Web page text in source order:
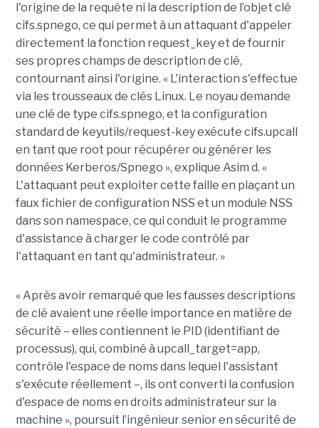
l'origine de la requête ni la description de l’objet clé
cifs.spnego, ce qui permet à un attaquant d'appeler
directement la fonction request_key et de fournir
ses propres champs de description de clé,
contournant ainsi l'origine. « L'interaction s'effectue
via les trousseaux de clés Linux. Le noyau demande
une clé de type cifs.spnego, et la configuration
standard de keyutils/request-key exécute cifs.upcall
en tant que root pour récupérer ou générer les
données Kerberos/Spnego », explique Asim d. «
L'attaquant peut exploiter cette faille en plaçant un
faux fichier de configuration NSS et un module NSS
dans son namespace, ce qui conduit le programme
d'assistance à charger le code contrôlé par
l'attaquant en tant qu'administrateur. »
« Après avoir remarqué que les fausses descriptions
de clé avaient une réelle importance en matière de
sécurité – elles contiennent le PID (identifiant de
processus), qui, combiné à upcall_target=app,
contrôle l'espace de noms dans lequel l'assistant
s'exécute réellement –, ils ont converti la confusion
d'espace de noms en droits administrateur sur la
machine », poursuit l’ingénieur senior en sécurité de